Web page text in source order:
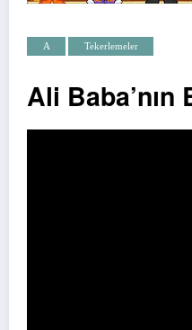
A Tekerlemeler
Ali